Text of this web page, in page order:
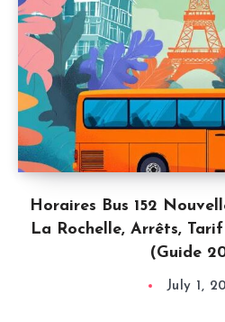
Horaires Bus 152
La Rochelle, Arrêts,
(Guide
July 1,